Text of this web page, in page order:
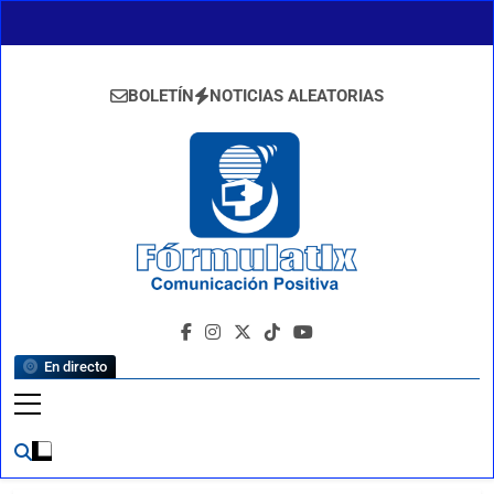
BOLETÍN NOTICIAS ALEATORIAS
En directo
FormulaTlx
Comunicación Positiva